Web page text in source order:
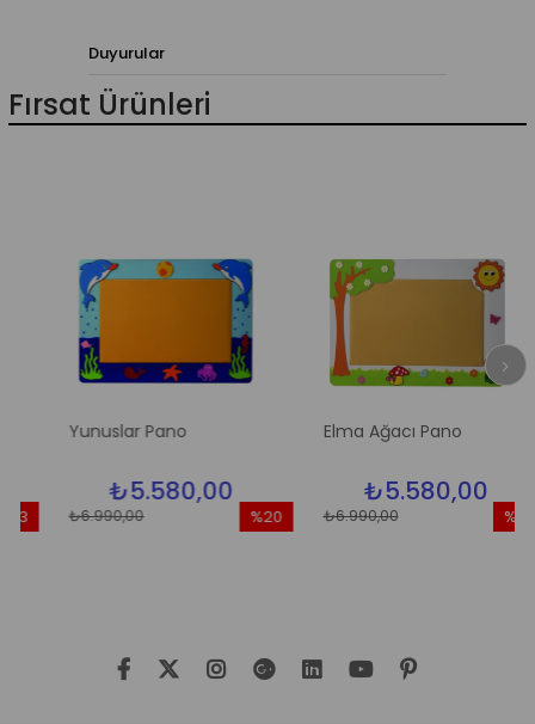
Duyurular
Fırsat Ürünleri
Yunuslar Pano
₺5.580,00
₺6.990,00
%20
Elma Ağacı Pano
₺5.580,00
₺6.990,00
%20